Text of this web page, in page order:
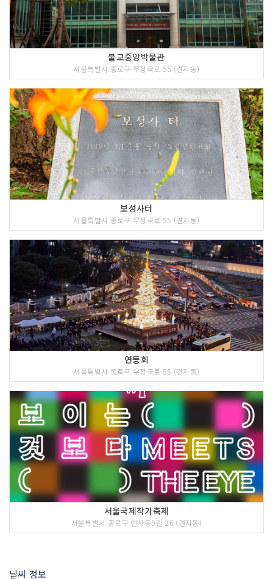
불교중앙박물관
서울특별시 종로구 우정국로 55 (견지동)
보성사터
서울특별시 종로구 우정국로 55 (견지동)
연등회
서울특별시 종로구 우정국로 55 (견지동)
서울국제작가축제
서울특별시 종로구 인사동9길 26 (견지동)
날씨 정보